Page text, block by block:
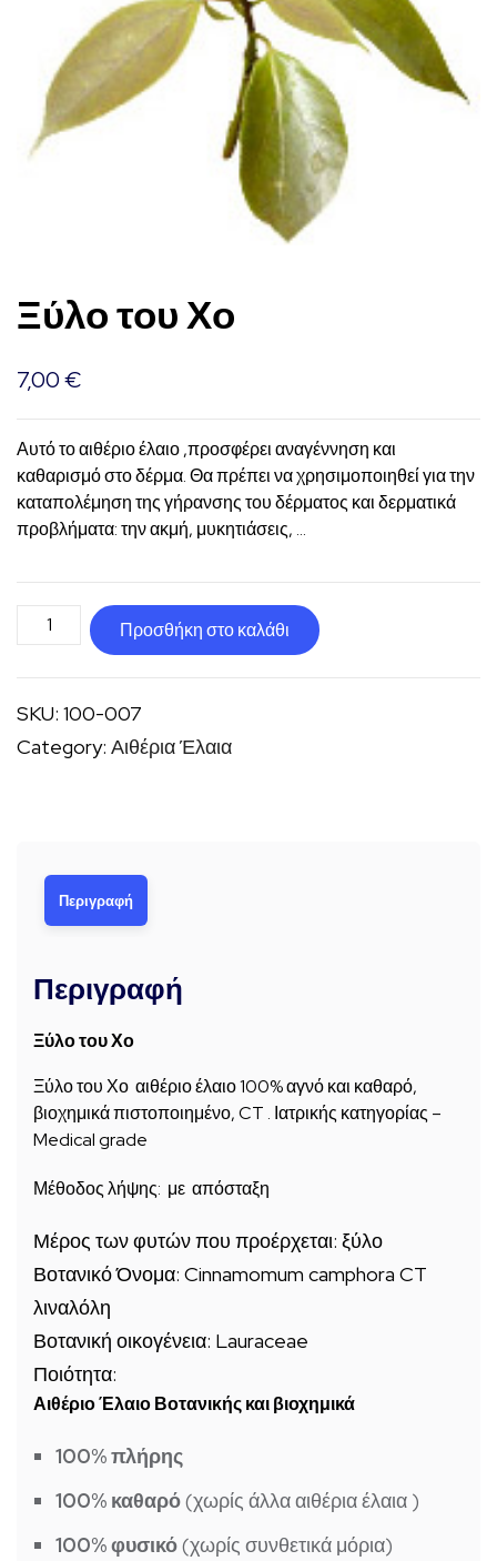
Ξύλο του Χο
7,00€
Αυτό το αιθέριο έλαιο ,προσφέρει αναγέννηση και
καθαρισμό στο δέρμα.Θα πρέπει να χρησιμοποιηθεί για την
καταπολέμηση της γήρανσης του δέρματος και δερματικά
προβλήματα: την ακμή, μυκητιάσεις, …
Ξύλο
του
Χο
ποσότητα
Προσθήκη στο καλάθι
SKU: 100-007
Category: Αιθέρια Έλαια
Περιγραφή
Περιγραφή
Ξύλο του Χο
Ξύλο του Χο αιθέριο έλαιο 100% αγνό και καθαρό,
βιοχημικά πιστοποιημένο, CT . Ιατρικής κατηγορίας –
Medical grade
Μέθοδος λήψης: με απόσταξη
Μέρος των φυτών που προέρχεται: ξύλο
Βοτανικό Όνομα: Cinnamomum camphora CT
λιναλόλη
Βοτανική οικογένεια: Lauraceae
Ποιότητα:
Αιθέριο Έλαιο Βοτανικής και βιοχημικά
100% πλήρης
100% καθαρό(χωρίς άλλα αιθέρια έλαια )
100% φυσικό(χωρίς συνθετικά μόρια)